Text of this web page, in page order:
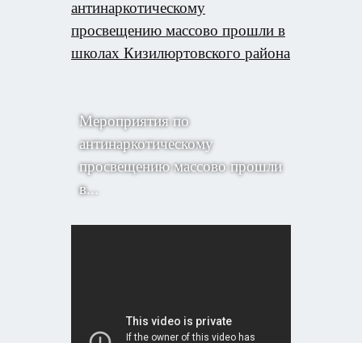
антинаркотическому
просвещению массово прошли в
школах Кизилюртовского района
Мероприятия по
антинаркотическому
просвещению массово прошли
в...